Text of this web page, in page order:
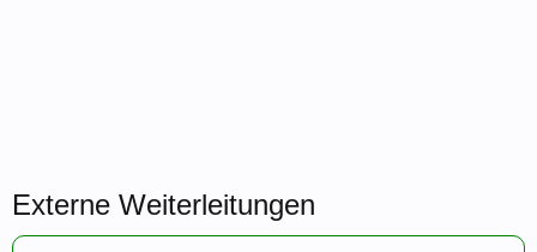
Externe Weiterleitungen